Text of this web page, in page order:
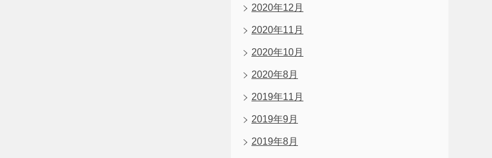
2020年12月
2020年11月
2020年10月
2020年8月
2019年11月
2019年9月
2019年8月